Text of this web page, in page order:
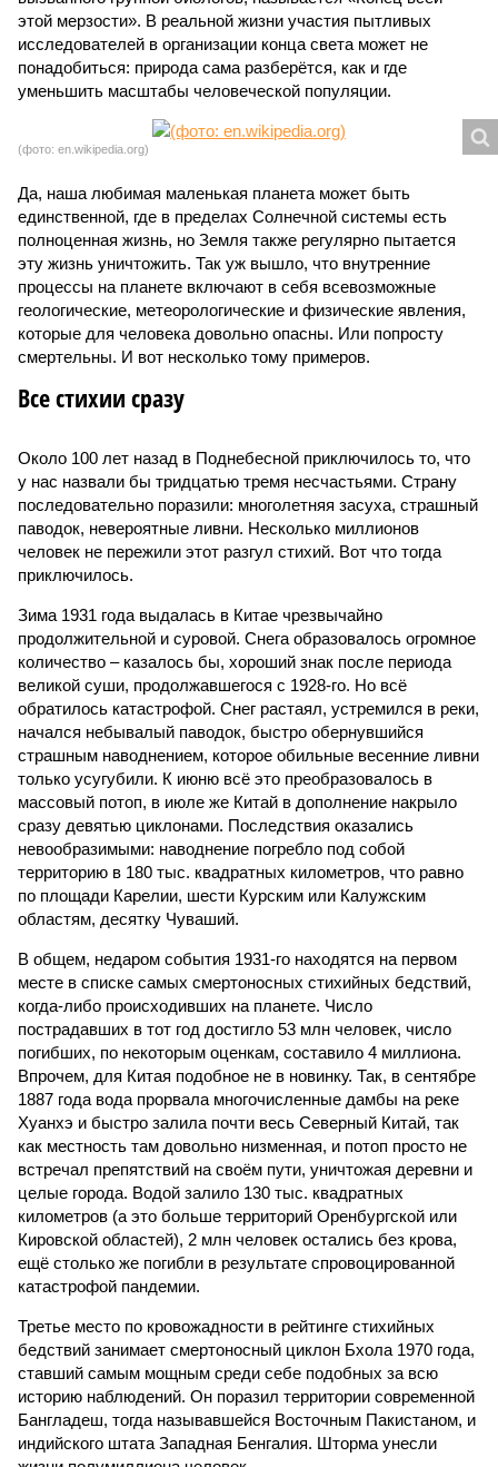
этой мерзости». В реальной жизни участия пытливых
исследователей в организации конца света может не
понадобиться: природа сама разберётся, как и где
уменьшить масштабы человеческой популяции.
(фото: en.wikipedia.org)
Да, наша любимая маленькая планета может быть
единственной, где в пределах Солнечной системы есть
полноценная жизнь, но Земля также регулярно пытается
эту жизнь уничтожить. Так уж вышло, что внутренние
процессы на планете включают в себя всевозможные
геологические, метеорологические и физические явления,
которые для человека довольно опасны. Или попросту
смертельны. И вот несколько тому примеров.
Все стихии сразу
Около 100 лет назад в Поднебесной приключилось то, что
у нас назвали бы тридцатью тремя несчастьями. Страну
последовательно поразили: многолетняя засуха, страшный
паводок, невероятные ливни. Несколько миллионов
человек не пережили этот разгул стихий. Вот что тогда
приключилось.
Зима 1931 года выдалась в Китае чрезвычайно
продолжительной и суровой. Снега образовалось огромное
количество – казалось бы, хороший знак после периода
великой суши, продолжавшегося с 1928-го. Но всё
обратилось катастрофой. Снег растаял, устремился в реки,
начался небывалый паводок, быстро обернувшийся
страшным наводнением, которое обильные весенние ливни
только усугубили. К июню всё это преобразовалось в
массовый потоп, в июле же Китай в дополнение накрыло
сразу девятью циклонами. Последствия оказались
невообразимыми: наводнение погребло под собой
территорию в 180 тыс. квадратных километров, что равно
по площади Карелии, шести Курским или Калужским
областям, десятку Чуваший.
В общем, недаром события 1931-го находятся на первом
месте в списке самых смертоносных стихийных бедствий,
когда-либо происходивших на планете. Число
пострадавших в тот год достигло 53 млн человек, число
погибших, по некоторым оценкам, составило 4 миллиона.
Впрочем, для Китая подобное не в новинку. Так, в сентябре
1887 года вода прорвала многочисленные дамбы на реке
Хуанхэ и быстро залила почти весь Северный Китай, так
как местность там довольно низменная, и потоп просто не
встречал препятствий на своём пути, уничтожая деревни и
целые города. Водой залило 130 тыс. квадратных
километров (а это больше территорий Оренбургской или
Кировской областей), 2 млн человек остались без крова,
ещё столько же погибли в результате спровоцированной
катастрофой пандемии.
Третье место по кровожадности в рейтинге стихийных
бедствий занимает смертоносный циклон Бхола 1970 года,
ставший самым мощным среди себе подобных за всю
историю наблюдений. Он поразил территории современной
Бангладеш, тогда называвшейся Восточным Пакистаном, и
индийского штата Западная Бенгалия. Шторма унесли